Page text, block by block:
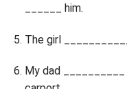
______ him.
The girl
My dad